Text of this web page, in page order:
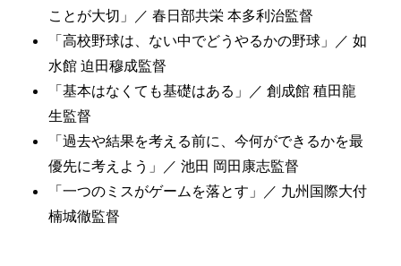
ことが大切」／ 春日部共栄 本多利治監督
「高校野球は、ない中でどうやるかの野球」／ 如
水館 迫田穆成監督
「基本はなくても基礎はある」／ 創成館 稙田龍
生監督
「過去や結果を考える前に、今何ができるかを最
優先に考えよう」／ 池田 岡田康志監督
「一つのミスがゲームを落とす」／ 九州国際大付
楠城徹監督